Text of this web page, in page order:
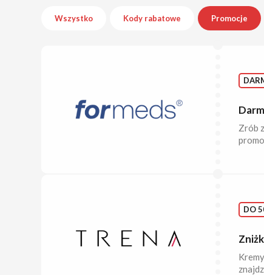
Wszystko Kody rabatowe Promocje
Zrób
DO